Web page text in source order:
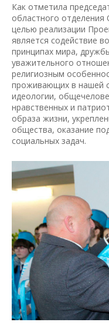
Как отметила
областного
целью реализации
является содействие
принципах мира,
уважительного
религиозным
проживающих в нашей
идеологии,
нравственных и
образа жизни,
общества, оказание
социальных задач.